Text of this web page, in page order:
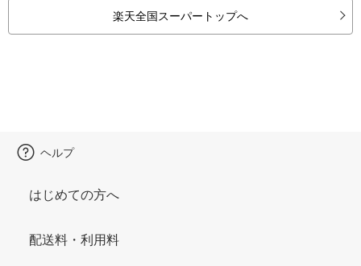
楽天全国スーパートップへ
ヘルプ
はじめての方へ
配送料・利用料